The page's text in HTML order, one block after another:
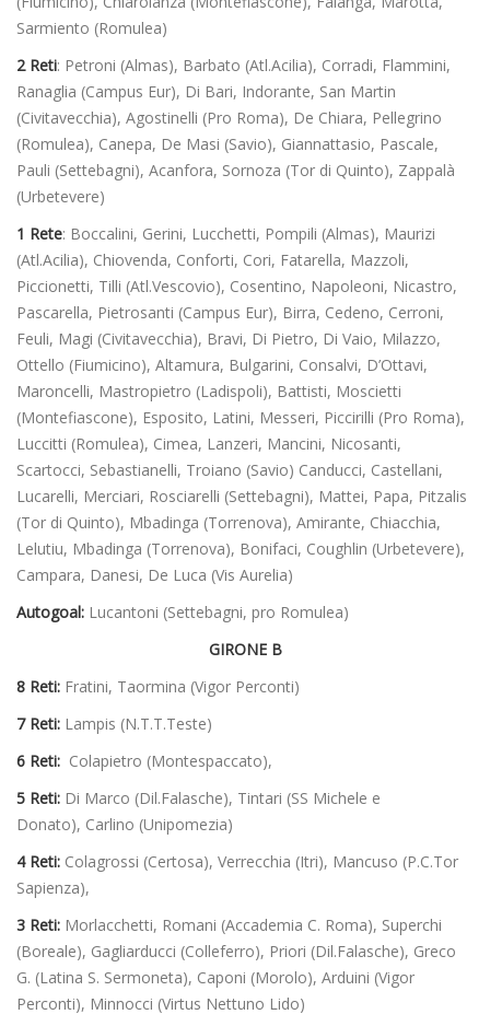
Sarmiento (Romulea)
2 Reti: Petroni (Almas), Barbato (Atl.Acilia), Corradi, Flammini,
Ranaglia (Campus Eur), Di Bari, Indorante, San Martin
(Civitavecchia), Agostinelli (Pro Roma), De Chiara, Pellegrino
(Romulea), Canepa, De Masi (Savio), Giannattasio, Pascale,
Pauli (Settebagni), Acanfora, Sornoza (Tor di Quinto), Zappalà
(Urbetevere)
1 Rete: Boccalini, Gerini, Lucchetti, Pompili (Almas), Maurizi
(Atl.Acilia), Chiovenda, Conforti, Cori, Fatarella, Mazzoli,
Piccionetti, Tilli (Atl.Vescovio), Cosentino, Napoleoni, Nicastro,
Pascarella, Pietrosanti (Campus Eur), Birra, Cedeno, Cerroni,
Feuli, Magi (Civitavecchia), Bravi, Di Pietro, Di Vaio, Milazzo,
Ottello (Fiumicino), Altamura, Bulgarini, Consalvi, D’Ottavi,
Maroncelli, Mastropietro (Ladispoli), Battisti, Moscietti
(Montefiascone), Esposito, Latini, Messeri, Piccirilli (Pro Roma),
Luccitti (Romulea), Cimea, Lanzeri, Mancini, Nicosanti,
Scartocci, Sebastianelli, Troiano (Savio) Canducci, Castellani,
Lucarelli, Merciari, Rosciarelli (Settebagni), Mattei, Papa, Pitzalis
(Tor di Quinto), Mbadinga (Torrenova), Amirante, Chiacchia,
Lelutiu, Mbadinga (Torrenova), Bonifaci, Coughlin (Urbetevere),
Campara, Danesi, De Luca (Vis Aurelia)
Autogoal: Lucantoni (Settebagni, pro Romulea)
GIRONE B
8 Reti: Fratini, Taormina (Vigor Perconti)
7 Reti: Lampis (N.T.T.Teste)
6 Reti: Colapietro (Montespaccato),
5 Reti: Di Marco (Dil.Falasche), Tintari (SS Michele e
Donato), Carlino (Unipomezia)
4 Reti: Colagrossi (Certosa), Verrecchia (Itri), Mancuso (P.C.Tor
Sapienza),
3 Reti: Morlacchetti, Romani (Accademia C. Roma), Superchi
(Boreale), Gagliarducci (Colleferro), Priori (Dil.Falasche), Greco
G. (Latina S. Sermoneta), Caponi (Morolo), Arduini (Vigor
Perconti), Minnocci (Virtus Nettuno Lido)